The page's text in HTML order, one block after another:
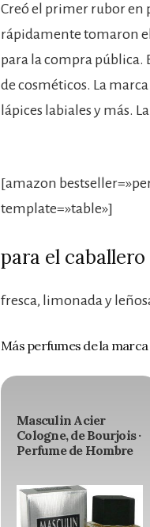
Creó el primer rubor en
rápidamente tomaron
para la compra pública.
de cosméticos. La
lápices labiales y más.
[amazon
template=»table»]
para el
fresca, limonada y
Más perfumes de la
Masculin Acier
Cologne, de Bourjois ·
Perfume de Hombre